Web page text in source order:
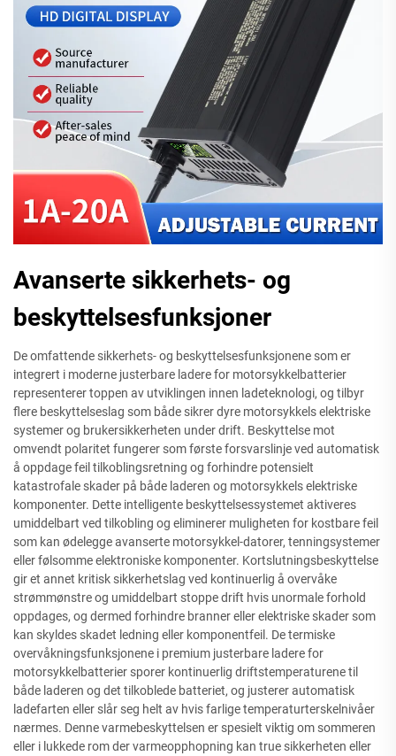
Avanserte sikkerhets- og
beskyttelsesfunksjoner
De omfattende sikkerhets- og beskyttelsesfunksjonene som er
integrert i moderne justerbare ladere for motorsykkelbatterier
representerer toppen av utviklingen innen ladeteknologi, og tilbyr
flere beskyttelseslag som både sikrer dyre motorsykkels elektriske
systemer og brukersikkerheten under drift. Beskyttelse mot
omvendt polaritet fungerer som første forsvarslinje ved automatisk
å oppdage feil tilkoblingsretning og forhindre potensielt
katastrofale skader på både laderen og motorsykkels elektriske
komponenter. Dette intelligente beskyttelsessystemet aktiveres
umiddelbart ved tilkobling og eliminerer muligheten for kostbare feil
som kan ødelegge avanserte motorsykkel-datorer, tenningsystemer
eller følsomme elektroniske komponenter. Kortslutningsbeskyttelse
gir et annet kritisk sikkerhetslag ved kontinuerlig å overvåke
strømmønstre og umiddelbart stoppe drift hvis unormale forhold
oppdages, og dermed forhindre branner eller elektriske skader som
kan skyldes skadet ledning eller komponentfeil. De termiske
overvåkningsfunksjonene i premium justerbare ladere for
motorsykkelbatterier sporer kontinuerlig driftstemperaturene til
både laderen og det tilkoblede batteriet, og justerer automatisk
ladefarten eller slår seg helt av hvis farlige temperaturterskelnivåer
nærmes. Denne varmebeskyttelsen er spesielt viktig om sommeren
eller i lukkede rom der varmeopphopning kan true sikkerheten eller